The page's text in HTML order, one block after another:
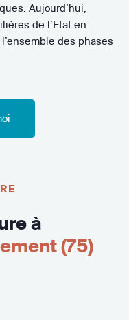
Aujourd’hui,
de l’Etat en
des phases
à
(75)